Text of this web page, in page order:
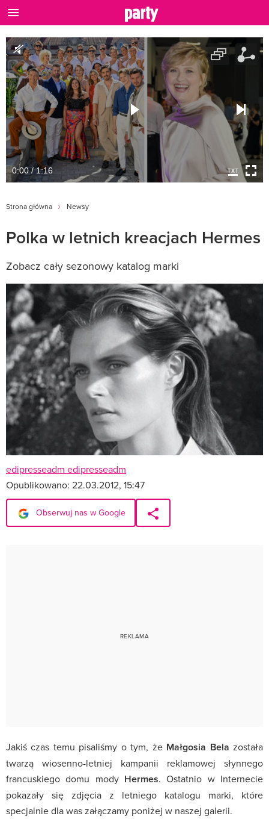
0:00 / 1:16
Strona główna Newsy
Polka w letnich kreacjach Hermes
Zobacz cały sezonowy katalog marki
edipresseadm edipresseadm
Opublikowano: 22.03.2012, 15:47
Obserwuj nas w Google
Jakiś czas temu pisaliśmy o tym, że Małgosia Bela została
twarzą wiosenno-letniej kampanii reklamowej słynnego
francuskiego domu mody Hermes. Ostatnio w Internecie
pokazały się zdjęcia z letniego katalogu marki, które
specjalnie dla was załączamy poniżej w naszej galerii.